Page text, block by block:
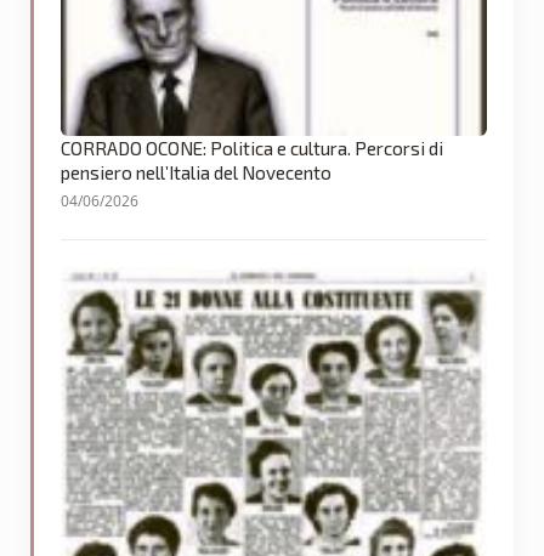
CORRADO OCONE: Politica e cultura. Percorsi di
pensiero nell’Italia del Novecento
04/06/2026